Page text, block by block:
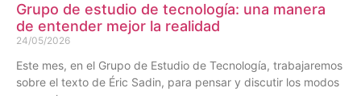
Grupo de estudio de tecnología: una manera
de entender mejor la realidad
24/05/2026
Este mes, en el Grupo de Estudio de Tecnología, trabajaremos
sobre el texto de Éric Sadin, para pensar y discutir los modos